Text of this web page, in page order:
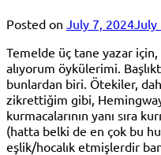
Posted on July 7, 2024
Temelde üç tane yazar
alıyorum öykülerimi.
bunlardan biri. Ötekiler,
zikrettiğim gibi,
kurmacalarının yanı sıra
(hatta belki de en çok bu
eşlik/hocalık etmişlerdir